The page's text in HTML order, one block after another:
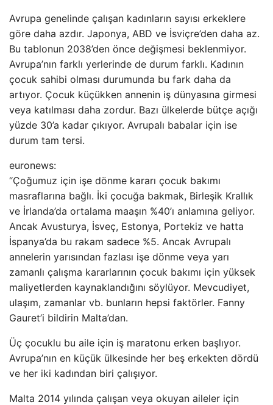
Avrupa genelinde çalışan kadınların sayısı erkeklere
göre daha azdır. Japonya, ABD ve İsviçre’den daha az.
Bu tablonun 2038’den önce değişmesi beklenmiyor.
Avrupa’nın farklı yerlerinde de durum farklı. Kadının
çocuk sahibi olması durumunda bu fark daha da
artıyor. Çocuk küçükken annenin iş dünyasına girmesi
veya katılması daha zordur. Bazı ülkelerde bütçe açığı
yüzde 30’a kadar çıkıyor. Avrupalı ​​babalar için ise
durum tam tersi.
euronews:
“Çoğumuz için işe dönme kararı çocuk bakımı
masraflarına bağlı. İki çocuğa bakmak, Birleşik Krallık
ve İrlanda’da ortalama maaşın %40’ı anlamına geliyor.
Ancak Avusturya, İsveç, Estonya, Portekiz ve hatta
İspanya’da bu rakam sadece %5. Ancak Avrupalı ​​
annelerin yarısından fazlası işe dönme veya yarı
zamanlı çalışma kararlarının çocuk bakımı için yüksek
maliyetlerden kaynaklandığını söylüyor. Mevcudiyet,
ulaşım, zamanlar vb. bunların hepsi faktörler. Fanny
Gauret’i bildirin Malta’dan.
Üç çocuklu bu aile için iş maratonu erken başlıyor.
Avrupa’nın en küçük ülkesinde her beş erkekten dördü
ve her iki kadından biri çalışıyor.
Malta 2014 yılında çalışan veya okuyan aileler için